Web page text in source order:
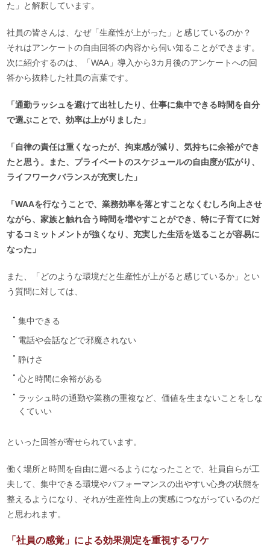
た」と解釈しています。
社員の皆さんは、なぜ「生産性が上がった」と感じているのか？
それはアンケートの自由回答の内容から伺い知ることができます。
次に紹介するのは、「WAA」導入から3カ月後のアンケートへの回
答から抜粋した社員の言葉です。
「通勤ラッシュを避けて出社したり、仕事に集中できる時間を自分
で選ぶことで、効率は上がりました」
「自律の責任は重くなったが、拘束感が減り、気持ちに余裕ができ
たと思う。また、プライベートのスケジュールの自由度が広がり、
ライフワークバランスが充実した」
「WAAを行なうことで、業務効率を落とすことなくむしろ向上させ
ながら、家族と触れ合う時間を増やすことができ、特に子育てに対
するコミットメントが強くなり、充実した生活を送ることが容易に
なった」
また、「どのような環境だと生産性が上がると感じているか」とい
う質問に対しては、
集中できる
電話や会話などで邪魔されない
静けさ
心と時間に余裕がある
ラッシュ時の通勤や業務の重複など、価値を生まないことをしな
くていい
といった回答が寄せられています。
働く場所と時間を自由に選べるようになったことで、社員自らが工
夫して、集中できる環境やパフォーマンスの出やすい心身の状態を
整えるようになり、それが生産性向上の実感につながっているのだ
と思われます。
「社員の感覚」による効果測定を重視するワケ